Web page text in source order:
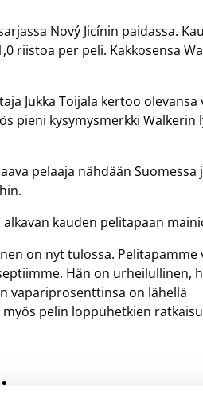
Nový Jicínin paidassa.
riistoa per peli. Kakkosensa
Jukka Toijala kertoo
pieni kysymysmerkki Walkerin
pelaaja nähdään Suomessa
kauden pelitapaan
on nyt tulossa. Pelitapamme
Hän on urheilullinen,
vapariprosenttinsa on lähellä
pelin loppuhetkien